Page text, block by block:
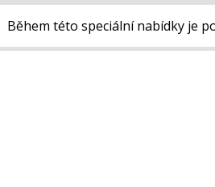
Během této speciální nabídky je